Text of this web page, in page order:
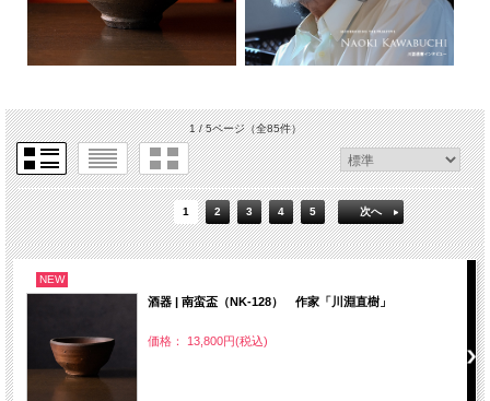
1 / 5ページ（全85件）
1 2 3 4 5 次へ
NEW
酒器 | 南蛮盃（NK-128） 作家「川淵直樹」
価格： 13,800円(税込)